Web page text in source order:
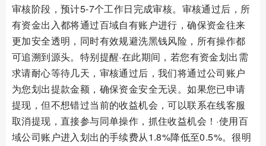
审核阶段，预计5-7个工作日完成审核。审核通过后，所
有资金出入都将通过百域自有账户进行，确保资金往来
更加安全透明，同时有效规避洗黑钱风险，所有操作都
可追溯到源头。特别提醒·在此期间，若您有资金划出需
求请耐心等待几天，审核通过后，我们将通过公司账户
为您划出提款金额，确保资金安全无误。如果您已申请
提现，但不想错过当前的收益机会，可以联系在线客服
取消提现，直接参与同单操作，抓住收益机会！·使用百
域公司账户进入划出的手续费从1.8%降低至0.5%。很明